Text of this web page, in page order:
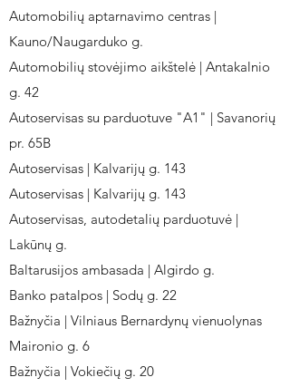
Automobilių aptarnavimo centras |
Kauno/Naugarduko g.
Automobilių stovėjimo aikštelė | Antakalnio
g. 42
Autoservisas su parduotuve "A1" | Savanorių
pr. 65B
Autoservisas | Kalvarijų g. 143
Autoservisas | Kalvarijų g. 143
Autoservisas, autodetalių parduotuvė |
Lakūnų g.
Baltarusijos ambasada | Algirdo g.
Banko patalpos | Sodų g. 22
Bažnyčia | Vilniaus Bernardynų vienuolynas
Maironio g. 6
Bažnyčia | Vokiečių g. 20